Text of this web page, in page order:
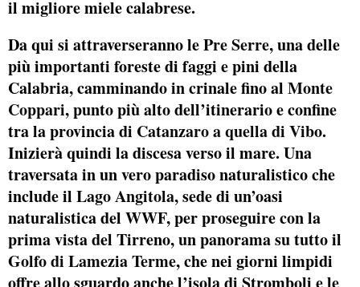
il migliore miele calabrese.
Da qui si attraverseranno lePre Serre, una delle
più importanti foreste di faggi e pini della
Calabria, camminando in crinale fino al Monte
Coppari, punto più alto dell’itinerario e confine
tra la provincia di Catanzaro a quella di Vibo.
Inizierà quindi la discesa verso il mare. Una
traversata in un vero paradiso naturalistico che
include il Lago Angitola, sede di un’oasi
naturalistica del WWF, per proseguire con la
prima vista del Tirreno, un panorama su tutto il
Golfo di Lamezia Terme, che nei giorni limpidi
offre allo sguardo anche l’isola di Stromboli e le